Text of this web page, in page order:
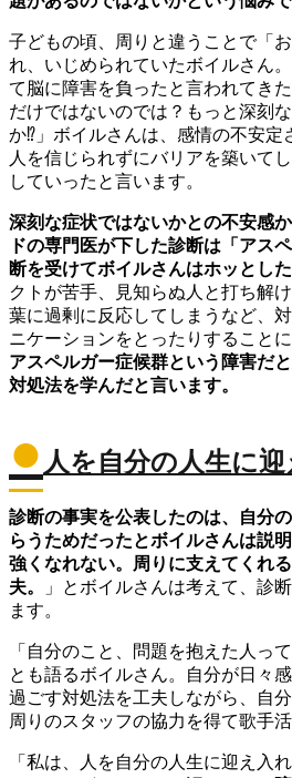
子どもの頃、周りと違うことで「
れ、いじめられていたボイルさん
て脳に障害を負ったと言われてき
だけではないのでは？もっと深刻
か⁉︎」ボイルさんは、感情の不安定
人を信じられずにバリアを築いて
していったと言います。
深刻な症状ではないかとの不安感
ドの専門医が下した診断は「アス
断を受けてボイルさんはホッとし
クトが苦手、見知らぬ人と打ち解
葉に過剰に反応してしまうなど、
ニケーションをとったりすること
アスペルガー症候群という障害だ
対処法を学んだと言います。
● 人を自分の人生に
診断の事実を公表したのは、自分
らうためだったとボイルさんは説明
強くなれない。周りに支えてくれ
夫。
」とボイルさんは考えて、診
ます。
「自分のこと、問題を抱えた人っ
とも語るボイルさん。自分が日々
過ごす対処法を工夫しながら、自
周りのスタッフの協力を得て歌手
「私は、人を自分の人生に迎え入